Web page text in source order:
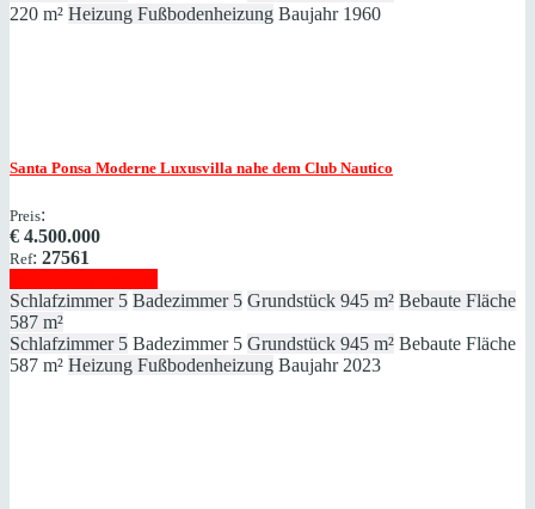
220 m² Heizung Fußbodenheizung Baujahr 1960
Santa Ponsa Moderne Luxusvilla nahe dem Club Nautico
Preis:
€ 4.500.000
Ref: 27561
Schlafzimmer 5 Badezimmer 5 Grundstück 945 m² Bebaute Fläche
587 m²
Schlafzimmer 5 Badezimmer 5 Grundstück 945 m² Bebaute Fläche
587 m² Heizung Fußbodenheizung Baujahr 2023